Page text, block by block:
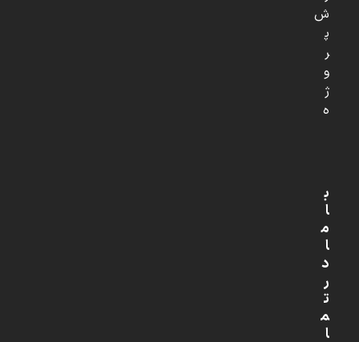
ش
پ
ر
و
ژ
ه
ب
ا
م
ا
د
ر
ت
م
ا